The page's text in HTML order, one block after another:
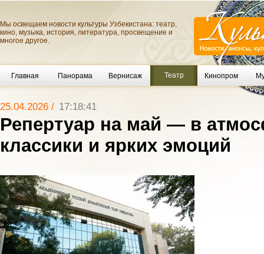
Мы освещаем новости культуры Узбекистана: театр,
кино, музыка, история, литература, просвещение и
многое другое.
Главная Панорама Вернисаж Театр Кинопром
25.04.2026 / 17:18:41
Репертуар на май — в
классики и ярких эмоций